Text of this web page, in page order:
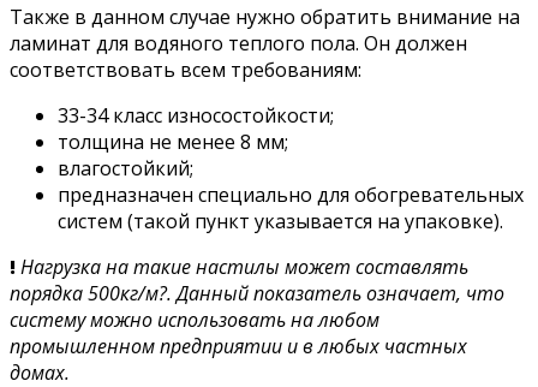
Также в данном случае нужно обратить внимание на
ламинат для водяного теплого пола. Он должен
соответствовать всем требованиям:
33-34 класс износостойкости;
толщина не менее 8 мм;
влагостойкий;
предназначен специально для обогревательных
систем (такой пункт указывается на упаковке).
!Нагрузка на такие настилы может составлять
порядка 500кг/м?. Данный показатель означает, что
систему можно использовать на любом
промышленном предприятии и в любых частных
домах.